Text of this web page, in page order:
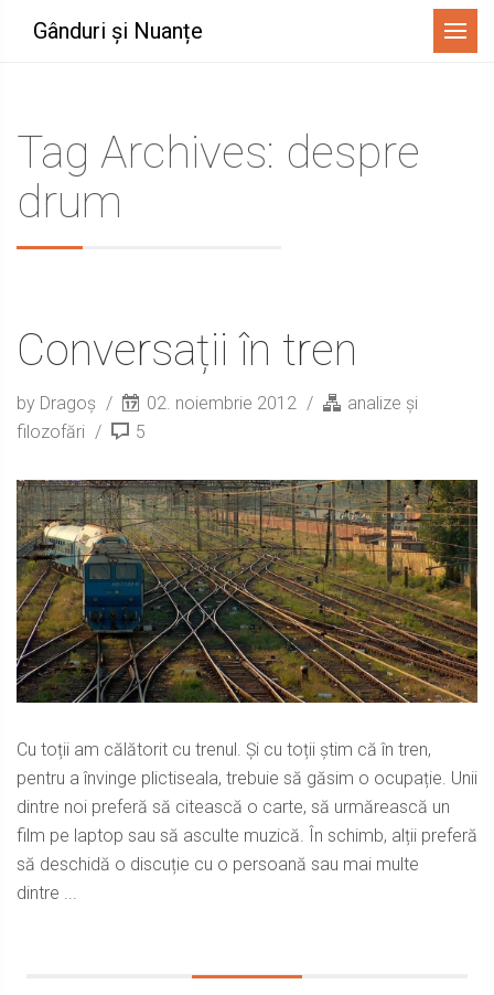
Gânduri și Nuanțe Menu
Tag Archives: despre
drum
Conversații în tren
by Dragoș 02. noiembrie 2012
analize și
filozofări
5
Cu toții am călătorit cu trenul. Și cu toții știm că în tren,
pentru a învinge plictiseala, trebuie să găsim o ocupație. Unii
dintre noi preferă să citească o carte, să urmărească un
film pe laptop sau să asculte muzică. În schimb, alții preferă
să deschidă o discuție cu o persoană sau mai multe
dintre ...